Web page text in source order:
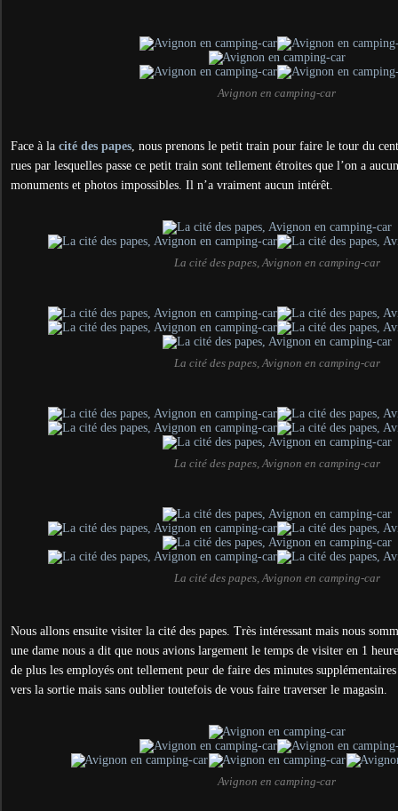
Avignon en camping-car
Face à la cité des papes, nous prenons le petit train pour faire le tour du
rues par lesquelles passe ce petit train sont tellement étroites que l’on a
monuments et photos impossibles. Il n’a vraiment aucun intérêt.
La cité des papes, Avignon en camping-car
La cité des papes, Avignon en camping-car
La cité des papes, Avignon en camping-car
La cité des papes, Avignon en camping-car
Nous allons ensuite visiter la cité des papes. Très intéressant mais nous
une dame nous a dit que nous avions largement le temps de visiter en 1
de plus les employés ont tellement peur de faire des minutes
vers la sortie mais sans oublier toutefois de vous faire traverser le magasin.
Avignon en camping-car